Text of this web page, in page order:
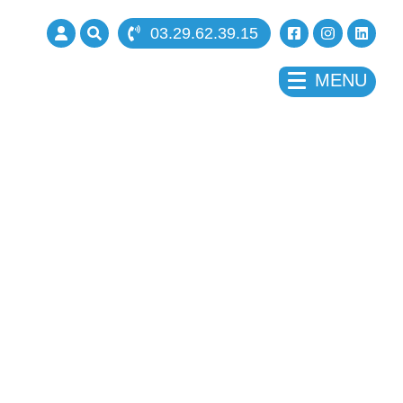
03.29.62.39.15
MENU